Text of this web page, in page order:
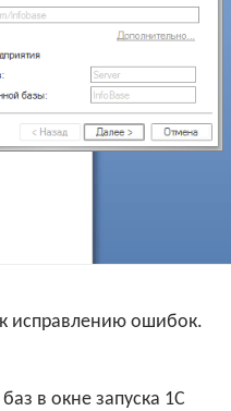
исправлению ошибок.
в окне запуска 1С